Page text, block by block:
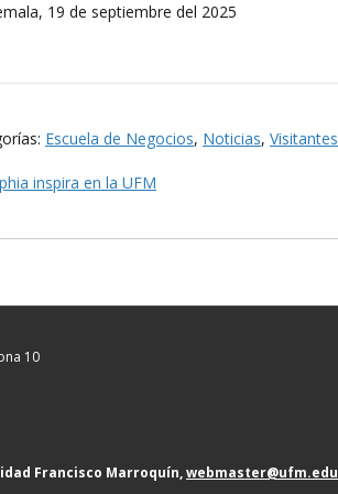
19 de septiembre del 2025
Escuela de Negocios, Noticias, Visitantes
inspira en la UFM
10
Francisco Marroquín,webmaster@ufm.edu